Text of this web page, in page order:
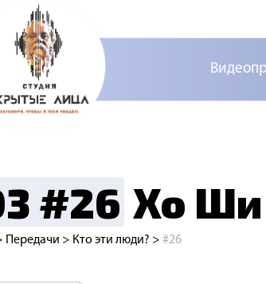
#26 Хо
Передачи > Кто эти люди? > #26